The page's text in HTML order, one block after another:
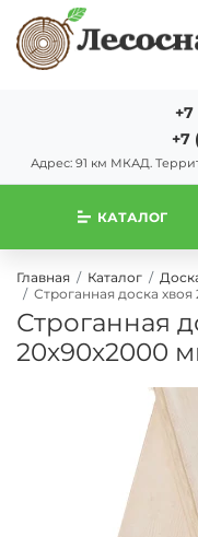
+7
+7
Адрес: 91 км МКАД.
КАТАЛОГ
Главная Каталог
Строганная доска
Строганная
20х90х2000